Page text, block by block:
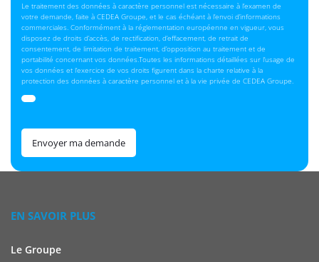
Le traitement des données à caractère personnel est nécessaire à l’examen de
votre demande, faite à CEDEA Groupe, et le cas échéant à l’envoi d’informations
commerciales. Conformément à la réglementation européenne en vigueur, vous
disposez de droits d’accès, de rectification, d’effacement, de retrait de
consentement, de limitation de traitement, d’opposition au traitement et de
portabilité concernant vos données.Toutes les informations détaillées sur l’usage de
vos données et l’exercice de vos droits figurent dans la charte relative à la
protection des données à caractère personnel et à la vie privée de CEDEA Groupe.
Envoyer ma demande
EN SAVOIR PLUS
Le Groupe